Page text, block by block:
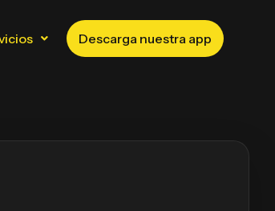
Descarga nuestra app